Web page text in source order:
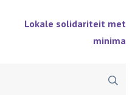
Lokale solidariteit met
minima